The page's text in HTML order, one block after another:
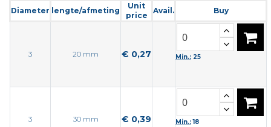
Diameter lengte/afmeting
Unit
price
Avail. Buy
3 20 mm € 0,27 Min.: 25
3 30 mm € 0,39 Min.:18